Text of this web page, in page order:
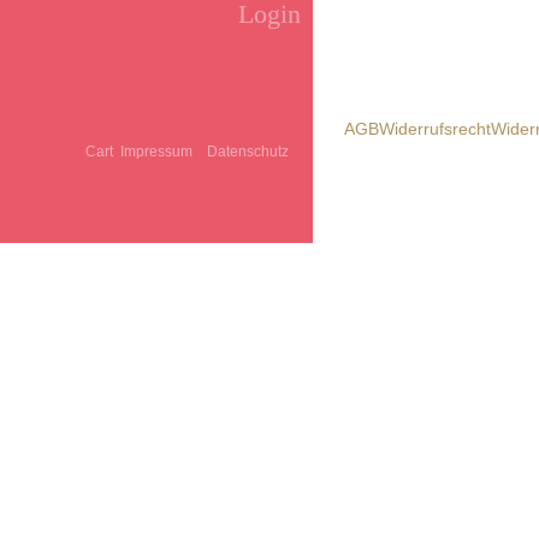
Login
Cart Impressum Datenschutz
AGBWiderrufsrecht